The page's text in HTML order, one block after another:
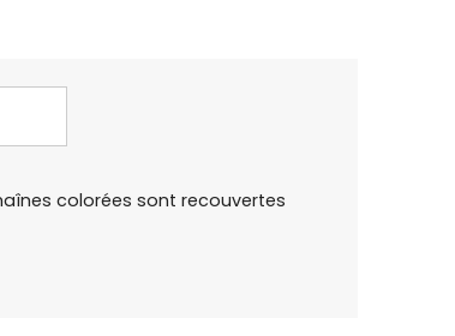
colorées sont recouvertes